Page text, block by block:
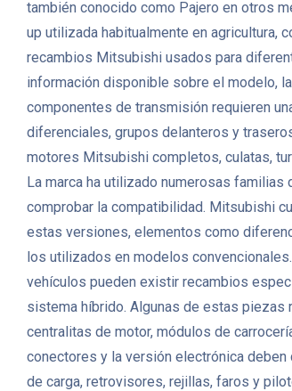
también conocido como Pajero en otros
up utilizada habitualmente en agricultura,
recambios Mitsubishi usados para
información disponible sobre el modelo,
componentes de transmisión requieren
diferenciales, grupos delanteros y
motores Mitsubishi completos, culatas,
La marca ha utilizado numerosas
comprobar la compatibilidad. Mitsubishi
estas versiones, elementos como
los utilizados en modelos
vehículos pueden existir recambios
sistema híbrido. Algunas de estas piezas
centralitas de motor, módulos de
conectores y la versión electrónica
de carga, retrovisores, rejillas, faros y